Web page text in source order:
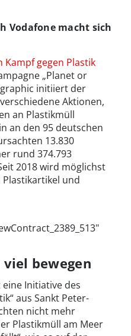
Vodafone macht sich
gegen Plastik
„Planet or
initiiert der
Aktionen,
an Plastikmüll
an den 95 deutschen
13.830
rund 374.793
2018 wird möglichst
und
bewegen
eine Initiative des
aus Sankt Peter-
nicht mehr
Plastikmüll am Meer